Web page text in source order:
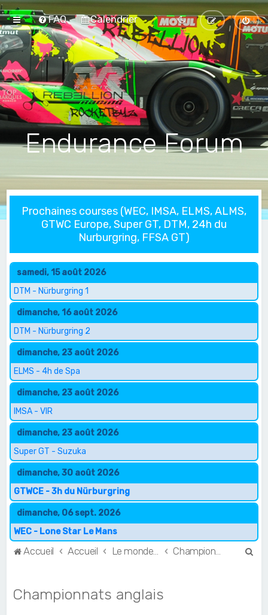
FAQ Calendrier
Endurance Forum
Prochaines courses (WEC, IMSA, ELMS, ALMS,
GTWC Europe, Super GT, DTM, 24h du
Nurburgring, FFSA GT)
samedi, 15 août 2026
DTM - Nürburgring 1
dimanche, 16 août 2026
DTM - Nürburgring 2
dimanche, 23 août 2026
ELMS - 4h de Spa
dimanche, 23 août 2026
IMSA - VIR
dimanche, 23 août 2026
Super GT - Suzuka
dimanche, 30 août 2026
GTWCE - 3h du Nürburgring
dimanche, 06 sept. 2026
WEC - Lone Star Le Mans
Accueil Accueil
Championnats anglais